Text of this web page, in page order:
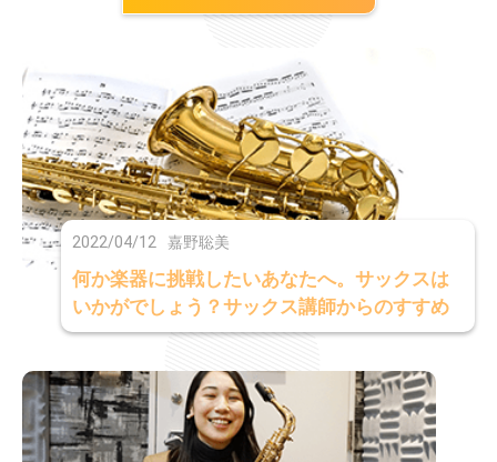
2022/04/12 嘉野聡美
何か楽器に挑戦したいあなたへ。サックスは
いかがでしょう？サックス講師からのすすめ